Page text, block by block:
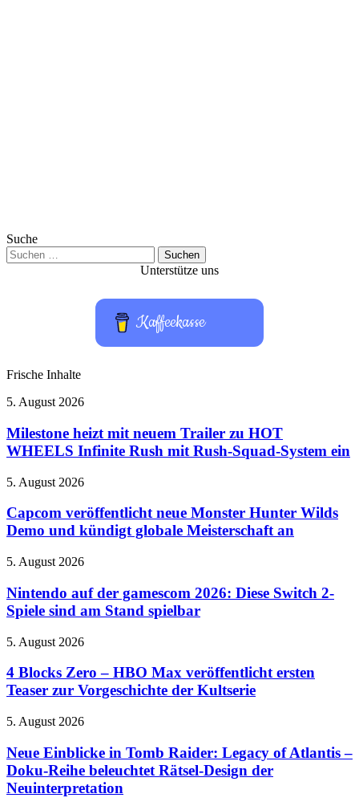
Suche
Suchen
nach:
Unterstütze uns
Kaffeekasse
Frische Inhalte
Milestone
mit
neuem
Trailer
HOT
Infinite
Rush
Rush-
System
ein
5. August 2026
Milestone heizt mit neuem Trailer zu HOT
WHEELS Infinite Rush mit Rush-Squad-System ein
Capcom
neue
Monster
Hunter
Demo
kündigt
globale
an
5. August 2026
Capcom veröffentlicht neue Monster Hunter Wilds
Demo und kündigt globale Meisterschaft an
Nintendo
der
gamescom
2026:
Switch
Spiele
sind
Stand
5. August 2026
Nintendo auf der gamescom 2026: Diese Switch 2-
Spiele sind am Stand spielbar
4
Zero
–
HBO
veröffentlicht
Teaser
zur
Vorgeschichte
5. August 2026
4 Blocks Zero – HBO Max veröffentlicht ersten
Teaser zur Vorgeschichte der Kultserie
Neue
in
Tomb
Raider:
Legacy
5. August 2026
Neue Einblicke in Tomb Raider: Legacy of Atlantis –
Doku-Reihe beleuchtet Rätsel-Design der
Neuinterpretation